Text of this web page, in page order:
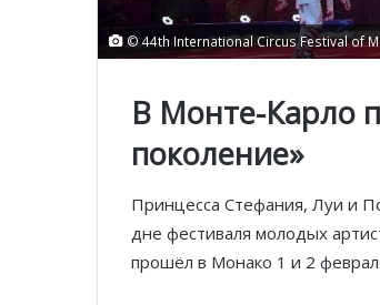
© 44th International Circus Festival of
В Монте-Карло
поколение»
Принцесса Стефания, Луи и
дне фестиваля молодых
прошёл в Монако 1 и 2